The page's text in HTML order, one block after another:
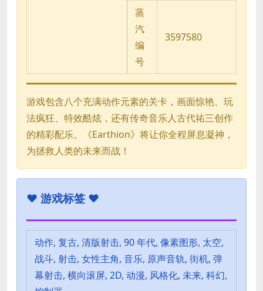
蒸
汽
编
号
3597580
游戏包含八个充满动作元素的关卡，画面惊艳、玩
法疯狂、特效酷炫，还有传奇音乐人古代祐三创作
的精彩配乐。《Earthion》将让你全程屏息凝神，
为拯救人类的未来而战！
♥ 游戏标签 ♥
动作, 复古, 清版射击, 90 年代, 像素图形, 太空,
战斗, 射击, 女性主角, 音乐, 原声音轨, 街机, 弹
幕射击, 横向滚屏, 2D, 动漫, 风格化, 未来, 科幻,